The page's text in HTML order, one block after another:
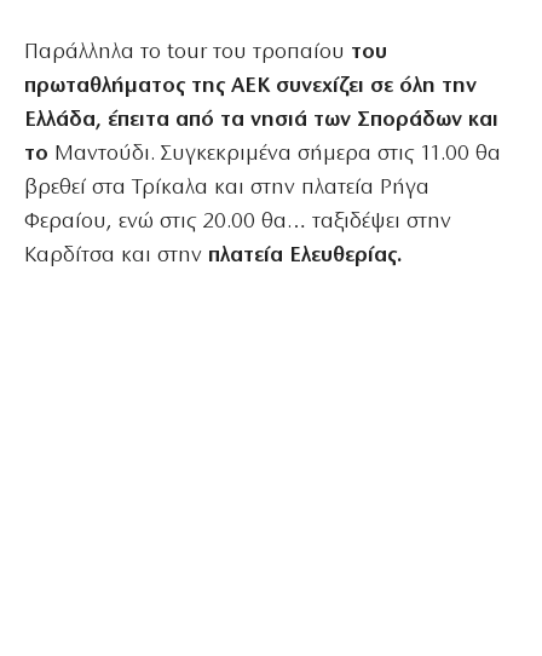
Παράλληλα το tour του τροπαίου του
πρωταθλήματος της ΑΕΚ συνεχίζει σε όλη την
Ελλάδα, έπειτα από τα νησιά των Σποράδων και
το Μαντούδι. Συγκεκριμένα σήμερα στις 11.00 θα
βρεθεί στα Τρίκαλα και στην πλατεία Ρήγα
Φεραίου, ενώ στις 20.00 θα… ταξιδέψει στην
Καρδίτσα και στην πλατεία Ελευθερίας.